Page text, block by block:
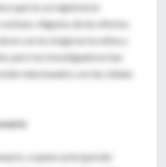
que no se registraron
Algunos de los efectos
con la cirugía en la retina y
pero los investigadores han
relacionados con las células
coautor principal del